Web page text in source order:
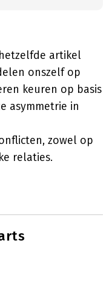
artikel
onszelf op
keuren op basis
asymmetrie in
zowel op
relaties.